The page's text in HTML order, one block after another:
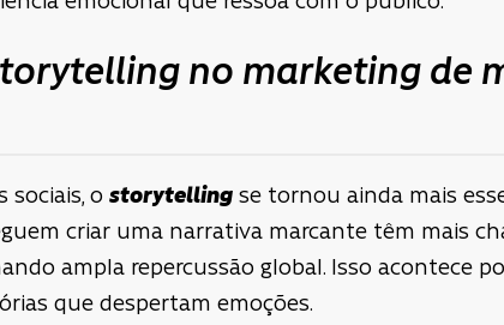
no marketing de
sociais, o storytelling se tornou ainda mais
criar uma narrativa marcante têm mais
ampla repercussão global. Isso acontece
que despertam emoções.